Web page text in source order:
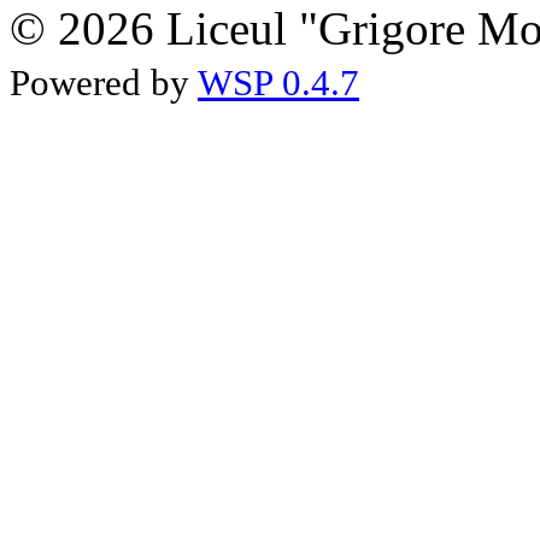
© 2026 Liceul "Grigore
Powered by WSP 0.4.7